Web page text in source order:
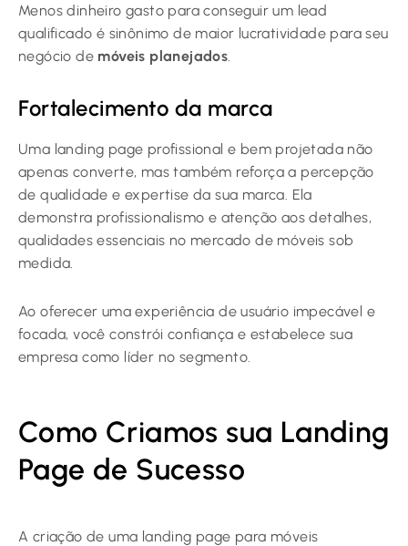
Menos dinheiro gasto para conseguir um lead
qualificado é sinônimo de maior lucratividade para seu
negócio de móveis planejados
Fortalecimento da marca
Uma landing page profissional e bem projetada não
apenas converte, mas também reforça a percepção
de qualidade e expertise da sua marca. Ela
demonstra profissionalismo e atenção aos detalhes,
qualidades essenciais no mercado de móveis sob
medida.
Ao oferecer uma experiência de usuário impecável e
focada, você constrói confiança e estabelece sua
empresa como líder no segmento.
Como Criamos sua Landing
Page de Sucesso
A criação de uma landing page para móveis